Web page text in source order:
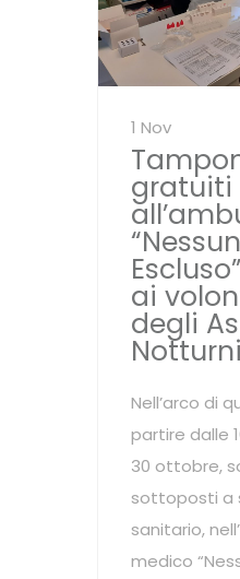
1 Nov
gratuiti
ai
degli
Notturni
Nell’arco di
partire dalle
30 ottobre,
sottoposti a
sanitario,
medico